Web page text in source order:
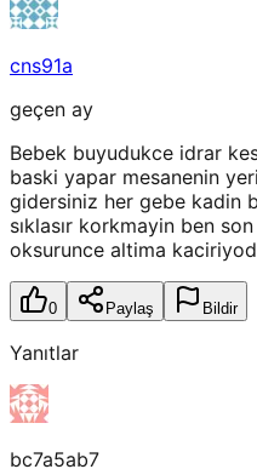
cns91a
geçen ay
Bebek buyudukce idrar
baski yapar mesanenin
gidersiniz her gebe kadin
sıklasır korkmayin ben
oksurunce altima
0 Paylaş Bildir
Yanıtlar
bc7a5ab7